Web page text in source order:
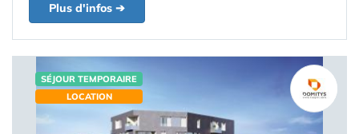
Plus d'infos ➔
SÉJOUR TEMPORAIRE
LOCATION